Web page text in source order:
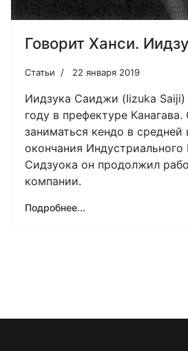
Говорит Ханси.
Статьи 22 января 2019
Иидзука Саиджи (Iizuka Saiji)
году в префектуре Канагава.
заниматься кендо в
окончания
Сидзуока он продолжил
компании.
Подробнее...